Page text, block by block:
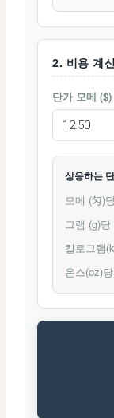
2. 비용 계
단가 모메 ($)
상응하는
모메 (匁)
그램 (g)당
킬로그램
온스(oz)당